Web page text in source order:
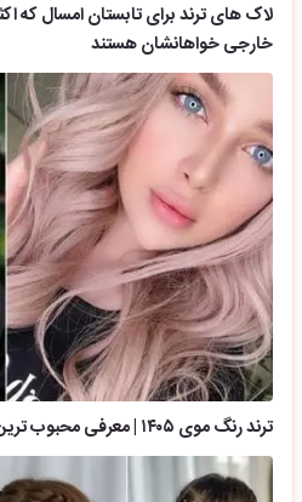
لاک های ترند برای تابستان امسال که
خارجی خواهانشان هستند
ترند رنگ موی ۱۴۰۵ | معرفی محبوب ترین رنگ موهای مد امسال